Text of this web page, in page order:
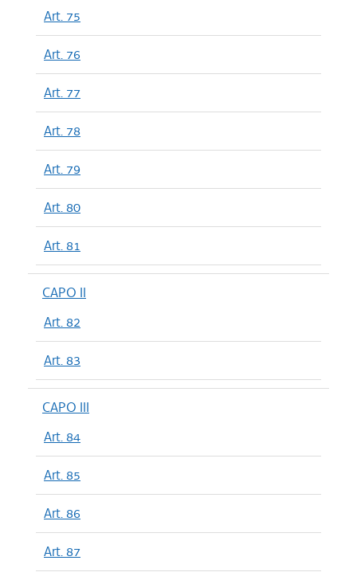
Art. 75
Art. 76
Art. 77
Art. 78
Art. 79
Art. 80
Art. 81
CAPO II
Art. 82
Art. 83
CAPO III
Art. 84
Art. 85
Art. 86
Art. 87